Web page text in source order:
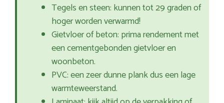
Tegels en steen: kunnen tot 29 graden of
hoger worden verwarmd!
Gietvloer of beton: prima rendement met
een cementgebonden gietvloer en
woonbeton.
PVC: een zeer dunne plank dus een lage
warmteweerstand.